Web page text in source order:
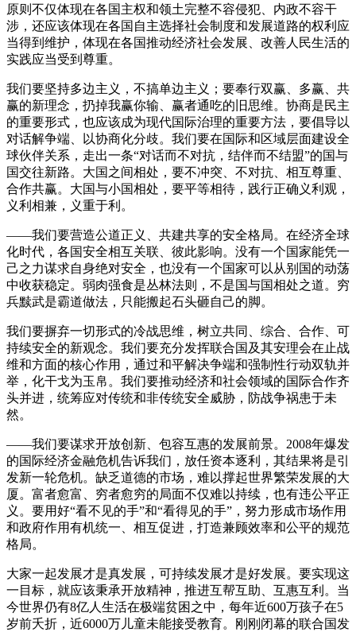
原则不仅体现在各国主权和领土完整不容侵犯、内政不容干
涉，还应该体现在各国自主选择社会制度和发展道路的权利应
当得到维护，体现在各国推动经济社会发展、改善人民生活的
实践应当受到尊重。
我们要坚持多边主义，不搞单边主义；要奉行双赢、多赢、共
赢的新理念，扔掉我赢你输、赢者通吃的旧思维。协商是民主
的重要形式，也应该成为现代国际治理的重要方法，要倡导以
对话解争端、以协商化分歧。我们要在国际和区域层面建设全
球伙伴关系，走出一条“对话而不对抗，结伴而不结盟”的国与
国交往新路。大国之间相处，要不冲突、不对抗、相互尊重、
合作共赢。大国与小国相处，要平等相待，践行正确义利观，
义利相兼，义重于利。
——我们要营造公道正义、共建共享的安全格局。在经济全球
化时代，各国安全相互关联、彼此影响。没有一个国家能凭一
己之力谋求自身绝对安全，也没有一个国家可以从别国的动荡
中收获稳定。弱肉强食是丛林法则，不是国与国相处之道。穷
兵黩武是霸道做法，只能搬起石头砸自己的脚。
我们要摒弃一切形式的冷战思维，树立共同、综合、合作、可
持续安全的新观念。我们要充分发挥联合国及其安理会在止战
维和方面的核心作用，通过和平解决争端和强制性行动双轨并
举，化干戈为玉帛。我们要推动经济和社会领域的国际合作齐
头并进，统筹应对传统和非传统安全威胁，防战争祸患于未
然。
——我们要谋求开放创新、包容互惠的发展前景。2008年爆发
的国际经济金融危机告诉我们，放任资本逐利，其结果将是引
发新一轮危机。缺乏道德的市场，难以撑起世界繁荣发展的大
厦。富者愈富、穷者愈穷的局面不仅难以持续，也有违公平正
义。要用好“看不见的手”和“看得见的手”，努力形成市场作用
和政府作用有机统一、相互促进，打造兼顾效率和公平的规范
格局。
大家一起发展才是真发展，可持续发展才是好发展。要实现这
一目标，就应该秉承开放精神，推进互帮互助、互惠互利。当
今世界仍有8亿人生活在极端贫困之中，每年近600万孩子在5
岁前夭折，近6000万儿童未能接受教育。刚刚闭幕的联合国发